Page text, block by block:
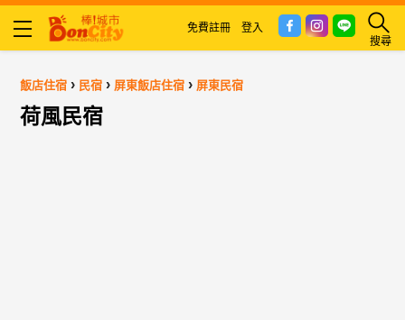
搜尋
免費註冊 登入
飯店住宿 › 民宿 › 屏東飯店住宿 › 屏東民宿
荷風民宿